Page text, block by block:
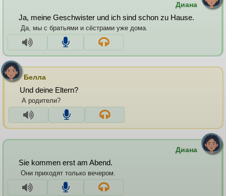
Диана
Ja, meine Geschwister und ich sind schon zu Hause.
Да, мы с братьями и сёстрами уже дома.
Белла
Und deine Eltern?
А родители?
Диана
Sie kommen erst am Abend.
Они приходят только вечером.